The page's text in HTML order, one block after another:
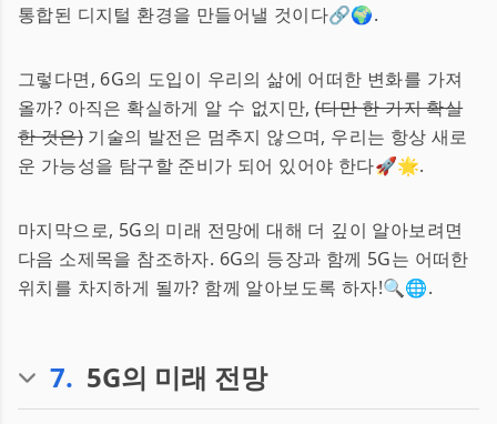
통합된 디지털 환경을 만들어낼 것이다🔗🌍.
그렇다면, 6G의 도입이 우리의 삶에 어떠한 변화를 가져
올까? 아직은 확실하게 알 수 없지만,(다만 한 가지 확실
한 것은) 기술의 발전은 멈추지 않으며, 우리는 항상 새로
운 가능성을 탐구할 준비가 되어 있어야 한다🚀🌟.
마지막으로, 5G의 미래 전망에 대해 더 깊이 알아보려면
다음 소제목을 참조하자. 6G의 등장과 함께 5G는 어떠한
위치를 차지하게 될까? 함께 알아보도록 하자!🔍🌐.
7. 5G의 미래 전망